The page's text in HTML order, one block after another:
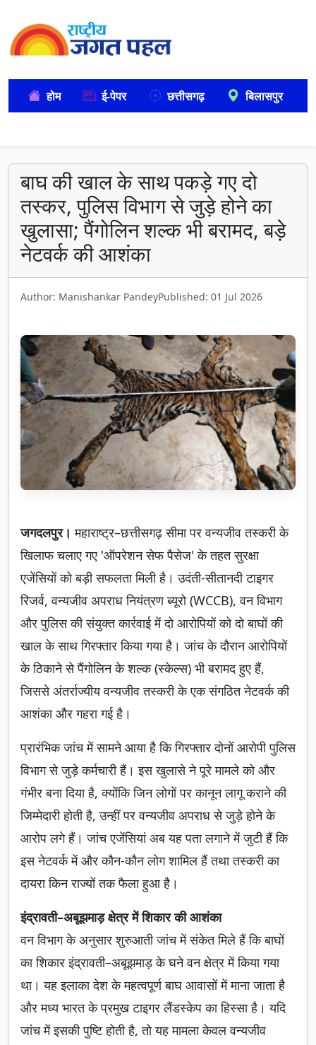
होम ई-पेपर छत्तीसगढ़ बिलासपुर
बाघ की खाल के साथ पकड़े गए दो
तस्कर, पुलिस विभाग से जुड़े होने का
खुलासा; पैंगोलिन शल्क भी बरामद, बड़े
नेटवर्क की आशंका
Author: Manishankar PandeyPublished: 01 Jul 2026
जगदलपुर। महाराष्ट्र–छत्तीसगढ़ सीमा पर वन्यजीव तस्करी के
खिलाफ चलाए गए 'ऑपरेशन सेफ पैसेज' के तहत सुरक्षा
एजेंसियों को बड़ी सफलता मिली है। उदंती-सीतानदी टाइगर
रिजर्व, वन्यजीव अपराध नियंत्रण ब्यूरो (WCCB), वन विभाग
और पुलिस की संयुक्त कार्रवाई में दो आरोपियों को दो बाघों की
खाल के साथ गिरफ्तार किया गया है। जांच के दौरान आरोपियों
के ठिकाने से पैंगोलिन के शल्क (स्केल्स) भी बरामद हुए हैं,
जिससे अंतर्राज्यीय वन्यजीव तस्करी के एक संगठित नेटवर्क की
आशंका और गहरा गई है।
प्रारंभिक जांच में सामने आया है कि गिरफ्तार दोनों आरोपी पुलिस
विभाग से जुड़े कर्मचारी हैं। इस खुलासे ने पूरे मामले को और
गंभीर बना दिया है, क्योंकि जिन लोगों पर कानून लागू कराने की
जिम्मेदारी होती है, उन्हीं पर वन्यजीव अपराध से जुड़े होने के
आरोप लगे हैं। जांच एजेंसियां अब यह पता लगाने में जुटी हैं कि
इस नेटवर्क में और कौन-कौन लोग शामिल हैं तथा तस्करी का
दायरा किन राज्यों तक फैला हुआ है।
इंद्रावती–अबूझमाड़ क्षेत्र में शिकार की आशंका
वन विभाग के अनुसार शुरुआती जांच में संकेत मिले हैं कि बाघों
का शिकार इंद्रावती–अबूझमाड़ के घने वन क्षेत्र में किया गया
था। यह इलाका देश के महत्वपूर्ण बाघ आवासों में माना जाता है
और मध्य भारत के प्रमुख टाइगर लैंडस्केप का हिस्सा है। यदि
जांच में इसकी पुष्टि होती है, तो यह मामला केवल वन्यजीव